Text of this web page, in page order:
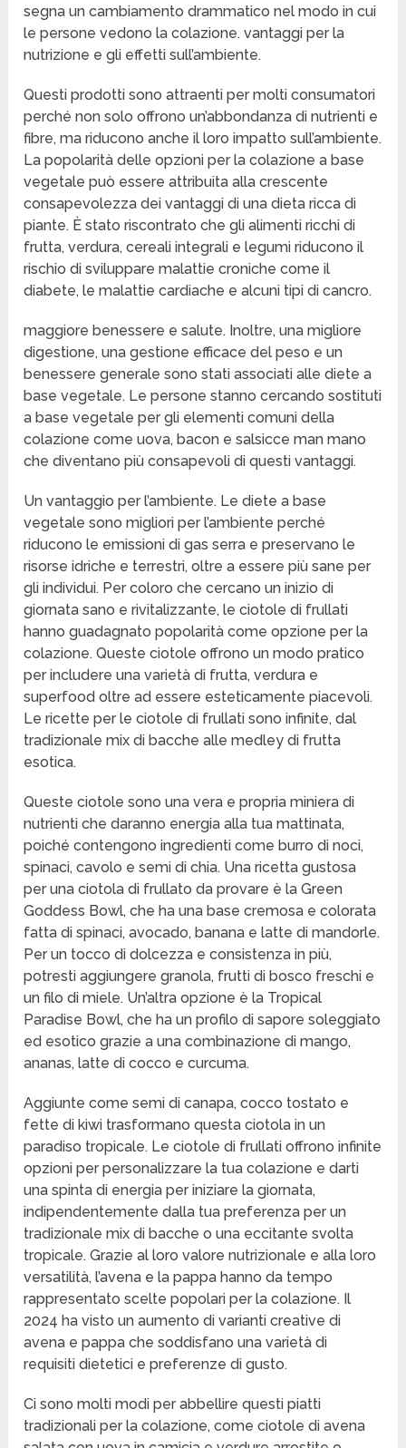
segna un cambiamento drammatico nel modo in cui
le persone vedono la colazione. vantaggi per la
nutrizione e gli effetti sull’ambiente.
Questi prodotti sono attraenti per molti consumatori
perché non solo offrono un’abbondanza di nutrienti e
fibre, ma riducono anche il loro impatto sull’ambiente.
La popolarità delle opzioni per la colazione a base
vegetale può essere attribuita alla crescente
consapevolezza dei vantaggi di una dieta ricca di
piante. È stato riscontrato che gli alimenti ricchi di
frutta, verdura, cereali integrali e legumi riducono il
rischio di sviluppare malattie croniche come il
diabete, le malattie cardiache e alcuni tipi di cancro.
maggiore benessere e salute. Inoltre, una migliore
digestione, una gestione efficace del peso e un
benessere generale sono stati associati alle diete a
base vegetale. Le persone stanno cercando sostituti
a base vegetale per gli elementi comuni della
colazione come uova, bacon e salsicce man mano
che diventano più consapevoli di questi vantaggi.
Un vantaggio per l’ambiente. Le diete a base
vegetale sono migliori per l’ambiente perché
riducono le emissioni di gas serra e preservano le
risorse idriche e terrestri, oltre a essere più sane per
gli individui. Per coloro che cercano un inizio di
giornata sano e rivitalizzante, le ciotole di frullati
hanno guadagnato popolarità come opzione per la
colazione. Queste ciotole offrono un modo pratico
per includere una varietà di frutta, verdura e
superfood oltre ad essere esteticamente piacevoli.
Le ricette per le ciotole di frullati sono infinite, dal
tradizionale mix di bacche alle medley di frutta
esotica.
Queste ciotole sono una vera e propria miniera di
nutrienti che daranno energia alla tua mattinata,
poiché contengono ingredienti come burro di noci,
spinaci, cavolo e semi di chia. Una ricetta gustosa
per una ciotola di frullato da provare è la Green
Goddess Bowl, che ha una base cremosa e colorata
fatta di spinaci, avocado, banana e latte di mandorle.
Per un tocco di dolcezza e consistenza in più,
potresti aggiungere granola, frutti di bosco freschi e
un filo di miele. Un’altra opzione è la Tropical
Paradise Bowl, che ha un profilo di sapore soleggiato
ed esotico grazie a una combinazione di mango,
ananas, latte di cocco e curcuma.
Aggiunte come semi di canapa, cocco tostato e
fette di kiwi trasformano questa ciotola in un
paradiso tropicale. Le ciotole di frullati offrono infinite
opzioni per personalizzare la tua colazione e darti
una spinta di energia per iniziare la giornata,
indipendentemente dalla tua preferenza per un
tradizionale mix di bacche o una eccitante svolta
tropicale. Grazie al loro valore nutrizionale e alla loro
versatilità, l’avena e la pappa hanno da tempo
rappresentato scelte popolari per la colazione. Il
2024 ha visto un aumento di varianti creative di
avena e pappa che soddisfano una varietà di
requisiti dietetici e preferenze di gusto.
Ci sono molti modi per abbellire questi piatti
tradizionali per la colazione, come ciotole di avena